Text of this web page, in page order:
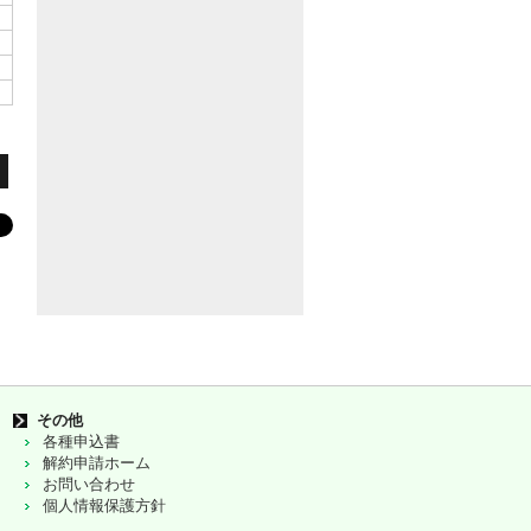
その他
各種申込書
解約申請ホーム
お問い合わせ
個人情報保護方針